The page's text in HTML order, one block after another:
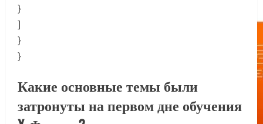
}
]
}
}
Какие основные темы были
затронуты на первом дне обучения